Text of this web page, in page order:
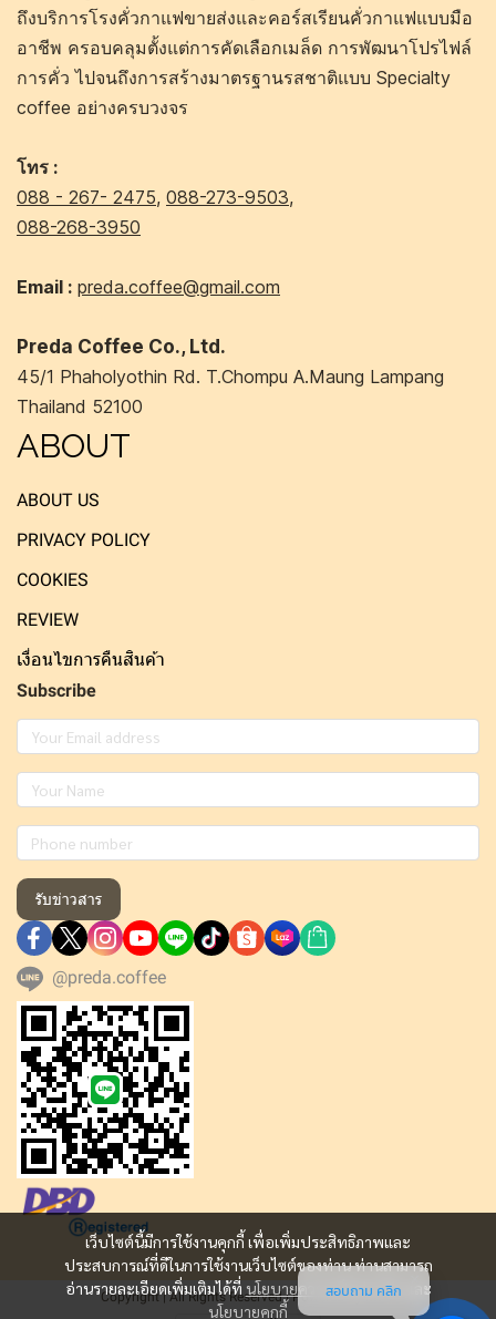
เว็บไซต์นี้มีการใช้งานคุกกี้ เพื่อเพิ่มประสิทธิภาพและ
ประสบการณ์ที่ดีในการใช้งานเว็บไซต์ของท่าน ท่านสามารถ
อ่านรายละเอียดเพิ่มเติมได้ที่ นโยบายความเป็นส่วนตัว
และ
นโยบายคุกกี้
ถึงบริการโรงคั่วกาแฟขายส่งและคอร์สเรียนคั่วกาแฟแบบมือ
อาชีพ ครอบคลุมตั้งแต่การคัดเลือกเมล็ด การพัฒนาโปรไฟล์
การคั่ว ไปจนถึงการสร้างมาตรฐานรสชาติแบบ Specialty
coffee อย่างครบวงจร
โทร :
088 - 267- 2475, 088-273-9503,
088-268-3950
Email : preda.coffee@gmail.com
Preda Coffee Co., Ltd.
45/1 Phaholyothin Rd. T.Chompu A.Maung Lampang
Thailand 52100
ABOUT
ABOUT US
PRIVACY POLICY
COOKIES
REVIEW
เงื่อนไขการคืนสินค้า
Subscribe
รับข่าวสาร
@preda.coffee
Copyright | All Rights Reserved | Powered by MWE
สอบถาม คลิก